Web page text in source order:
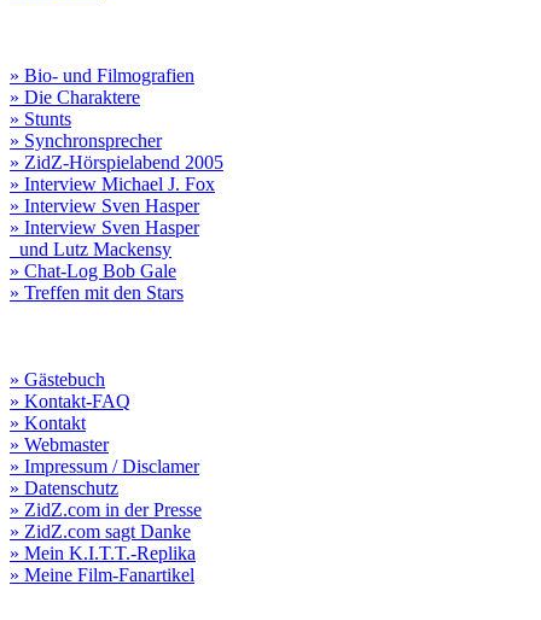
» Bio- und Filmografien
» Die Charaktere
» Stunts
» Synchronsprecher
» ZidZ-Hörspielabend 2005
» Interview Michael J. Fox
» Interview Sven Hasper
» Interview Sven Hasper
und Lutz Mackensy
» Chat-Log Bob Gale
» Treffen mit den Stars
» Gästebuch
» Kontakt-FAQ
» Kontakt
» Webmaster
» Impressum / Disclamer
» Datenschutz
» ZidZ.com in der Presse
» ZidZ.com sagt Danke
» Mein K.I.T.T.-Replika
» Meine Film-Fanartikel